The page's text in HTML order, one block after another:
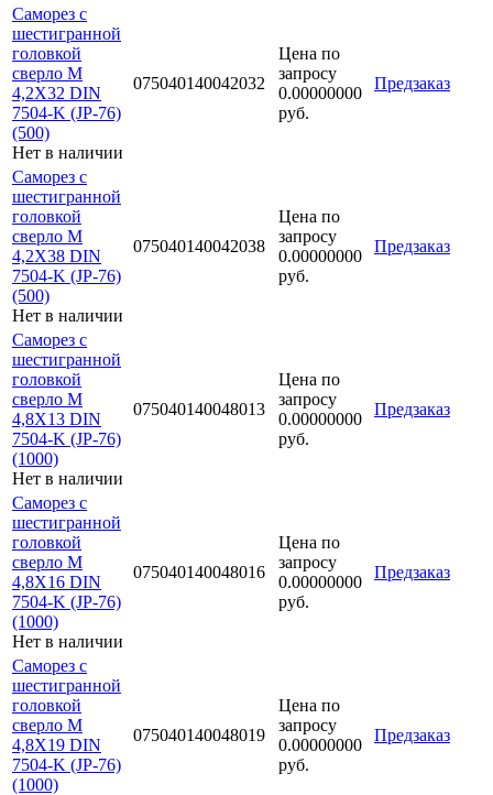
Саморез с
шестигранной
головкой
сверло М
4,2Х32 DIN
7504-K (JP-76)
(500)
Нет в наличии
075040140042032
Цена по
запросу
0.00000000
руб.
Предзаказ
Саморез с
шестигранной
головкой
сверло М
4,2Х38 DIN
7504-K (JP-76)
(500)
Нет в наличии
075040140042038
Цена по
запросу
0.00000000
руб.
Предзаказ
Саморез с
шестигранной
головкой
сверло М
4,8Х13 DIN
7504-K (JP-76)
(1000)
Нет в наличии
075040140048013
Цена по
запросу
0.00000000
руб.
Предзаказ
Саморез с
шестигранной
головкой
сверло М
4,8Х16 DIN
7504-K (JP-76)
(1000)
Нет в наличии
075040140048016
Цена по
запросу
0.00000000
руб.
Предзаказ
Саморез с
шестигранной
головкой
сверло М
4,8Х19 DIN
7504-K (JP-76)
(1000)
075040140048019
Цена по
запросу
0.00000000
руб.
Предзаказ